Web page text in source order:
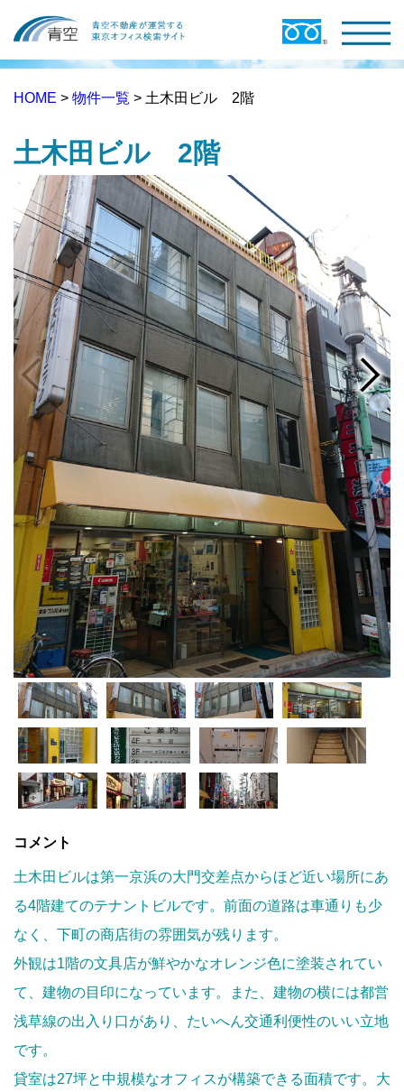
HOME > 物件一覧 > 土木田ビル 2階
土木田ビル 2階
コメント
土木田ビルは第一京浜の大門交差点からほど近い場所にあ
る4階建てのテナントビルです。前面の道路は車通りも少
なく、下町の商店街の雰囲気が残ります。
外観は1階の文具店が鮮やかなオレンジ色に塗装されてい
て、建物の目印になっています。また、建物の横には都営
浅草線の出入り口があり、たいへん交通利便性のいい立地
です。
貸室は27坪と中規模なオフィスが構築できる面積です。大